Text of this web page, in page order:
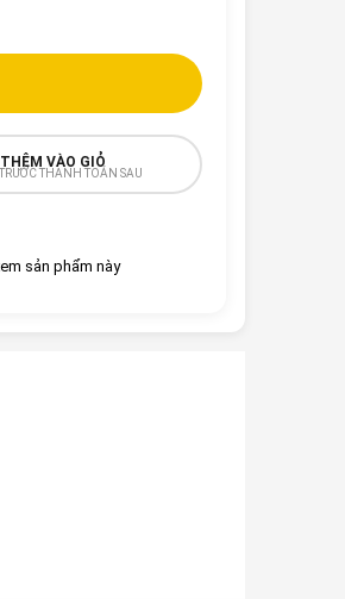
THÊM VÀO GIỎ
THANH TOÁN SAU
sản phẩm này